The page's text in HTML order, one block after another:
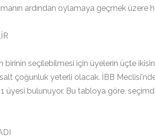
ardından oylamaya geçmek üzere
seçilebilmesi için üyelerin üçte
çoğunluk yeterli olacak. İBB
üyesi bulunuyor. Bu tabloya göre,